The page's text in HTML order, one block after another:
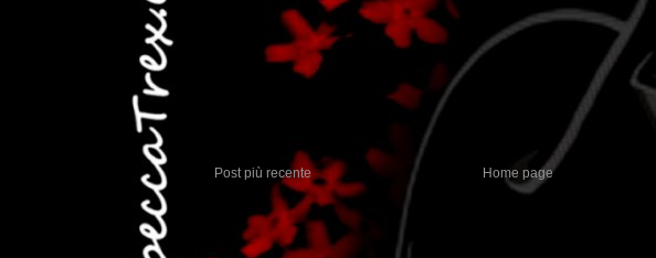
Post più recente Home page